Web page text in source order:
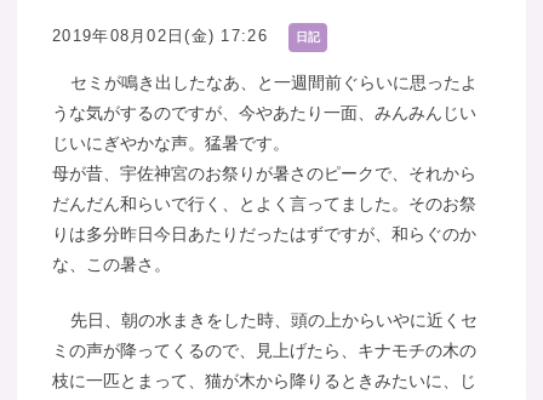
2019年08月02日(金) 17:26 日記
セミが鳴き出したなあ、と一週間前ぐらいに思ったよ
うな気がするのですが、今やあたり一面、みんみんじい
じいにぎやかな声。猛暑です。
母が昔、宇佐神宮のお祭りが暑さのピークで、それから
だんだん和らいで行く、とよく言ってました。そのお祭
りは多分昨日今日あたりだったはずですが、和らぐのか
な、この暑さ。
先日、朝の水まきをした時、頭の上からいやに近くセ
ミの声が降ってくるので、見上げたら、キナモチの木の
枝に一匹とまって、猫が木から降りるときみたいに、じ